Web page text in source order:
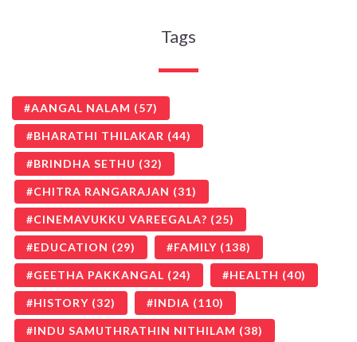
Tags
AANGAL NALAM (57)
BHARATHI THILAKAR (44)
BRINDHA SETHU (32)
CHITRA RANGARAJAN (31)
CINEMAVUKKU VAREEGALA? (25)
EDUCATION (29) FAMILY (138)
GEETHA PAKKANGAL (24) HEALTH (40)
HISTORY (32) INDIA (110)
INDU SAMUTHRATHIN NITHILAM (38)